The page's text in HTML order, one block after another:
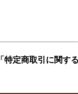
「特定商取引に関す